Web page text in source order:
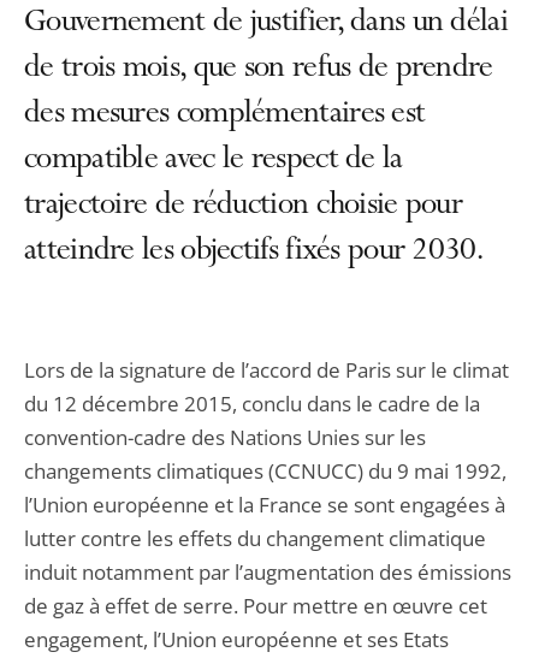
Gouvernement de justifier, dans un délai
de trois mois, que son refus de prendre
des mesures complémentaires est
compatible avec le respect de la
trajectoire de réduction choisie pour
atteindre les objectifs fixés pour 2030.
Lors de la signature de l’accord de Paris sur le climat
du 12 décembre 2015, conclu dans le cadre de la
convention-cadre des Nations Unies sur les
changements climatiques (CCNUCC) du 9 mai 1992,
l’Union européenne et la France se sont engagées à
lutter contre les effets du changement climatique
induit notamment par l’augmentation des émissions
de gaz à effet de serre. Pour mettre en œuvre cet
engagement, l’Union européenne et ses Etats